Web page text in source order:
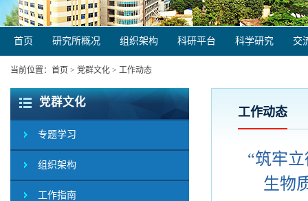
首页 研究所概况 组织架构 科研平台 科学研究 交
当前位置： 首页 > 党群文化 > 工作动态
党群文化
专题学习
组织架构
工作指南
工作动态
“筑牢
生物